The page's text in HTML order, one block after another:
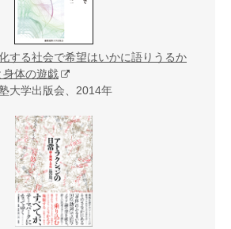
する社会で希望はいかに語りうるか
体の遊戯
大学出版会、2014年